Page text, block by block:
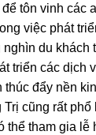
tôn vinh các
việc phát
du khách
triển các dịch
thúc đẩy nền
cũng rất
thể tham gia